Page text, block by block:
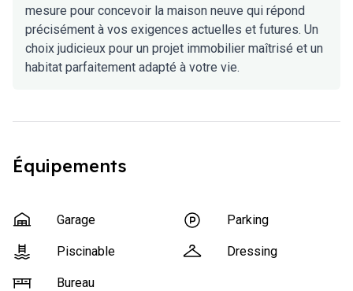
mesure pour concevoir la maison neuve qui répond
précisément à vos exigences actuelles et futures. Un
choix judicieux pour un projet immobilier maîtrisé et un
habitat parfaitement adapté à votre vie.
Équipements
Garage Parking
Piscinable Dressing
Bureau